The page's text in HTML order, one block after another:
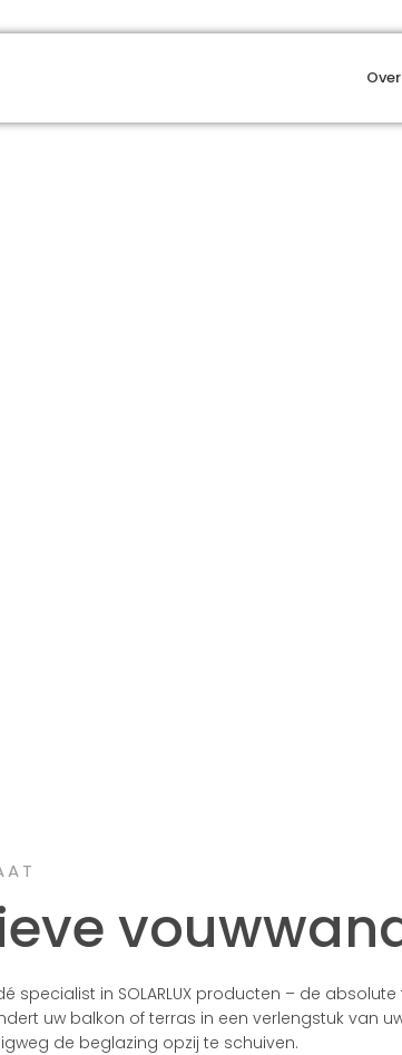
specialist in SOLARLUX producten – de
uw balkon of terras in een verlengstuk van
de beglazing opzij te schuiven.